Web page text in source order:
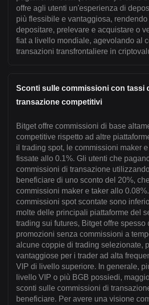
offre agli utenti un'esperienza di
più flessibile e vantaggiosa, rendendo
depositare, prelevare e acquistare o
fiat a livello mondiale, agevolando al
transazioni transfrontaliere in
Sconti sulle commissioni con tassi
transazione competitivi
Bitget offre commissioni di base
competitive rispetto ad altre
il trading spot, le commissioni maker
fissate allo 0.1%. Gli utenti che
commissioni di transazione
beneficiare di uno sconto del 20%,
commissioni maker e taker allo
commissioni spot scontate sono
molte delle principali piattaforme del
trading sui futures, Bitget offre spesso
promozioni senza commissioni a
alcune coppie di trading selezionate,
vantaggiose per i trader ad alta
VIP di livello superiore. In generale,
livello VIP o più BGB possiedi,
sconti sulle commissioni di
beneficiare. Per avere una visione